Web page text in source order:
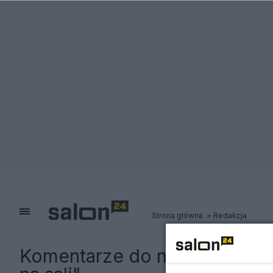
Strona główna Redakcja
Komentarze do notki:Znany